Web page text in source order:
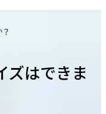
ズはできま